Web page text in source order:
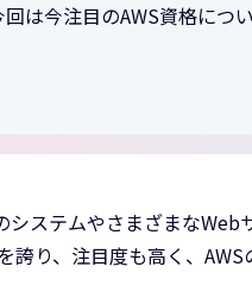
回は今注目のAWS資格につ
ステムやさまざまな
り、注目度も高く、